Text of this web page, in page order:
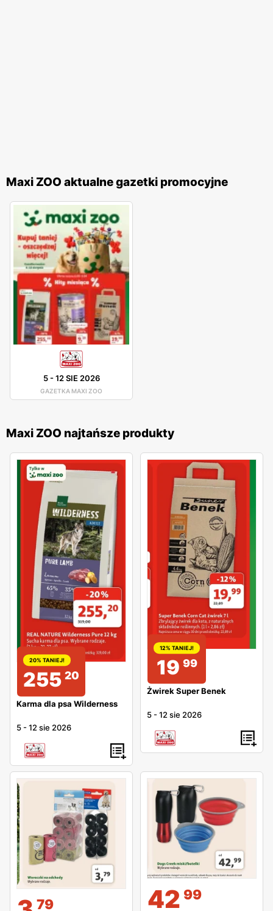
Maxi ZOO aktualne gazetki promocyjne
5-12 SIE 2026
GAZETKA MAXI ZOO
Maxi ZOO najtańsze produkty
20% TANIEJ!
255 20
Karma dla psa Wilderness
5 -12 sie 2026
12% TANIEJ!
19 99
Żwirek Super Benek
5 -12 sie 2026
79 42 99